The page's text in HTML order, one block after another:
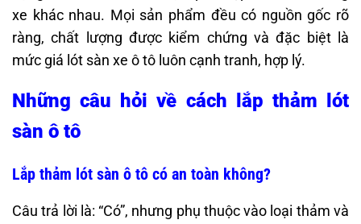
xe khác nhau. Mọi sản phẩm đều có nguồn gốc rõ
ràng, chất lượng được kiểm chứng và đặc biệt là
mức giá lót sàn xe ô tô luôn cạnh tranh, hợp lý.
Những câu hỏi về cách lắp thảm lót
sàn ô tô
Lắp thảm lót sàn ô tô có an toàn không?
Câu trả lời là: “Có”, nhưng phụ thuộc vào loại thảm và